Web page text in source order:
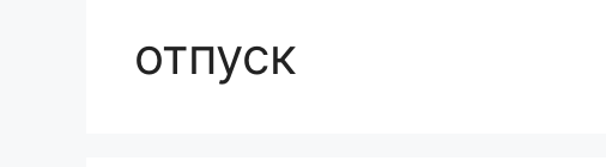
отпуск